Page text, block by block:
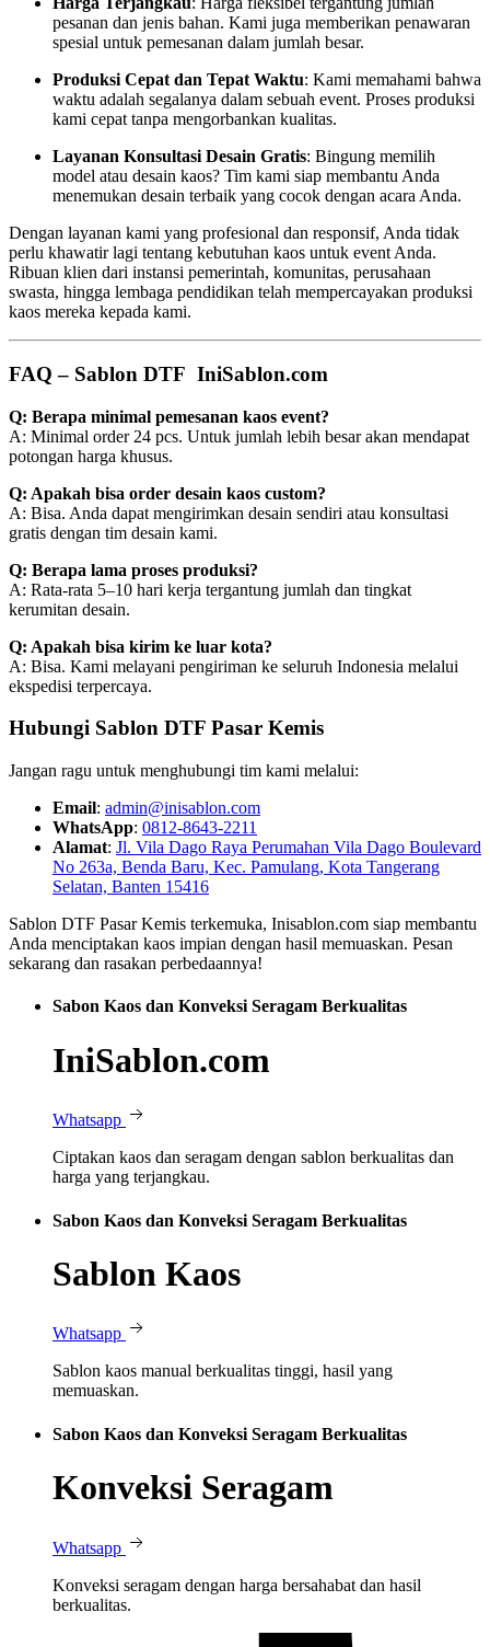
pesanan dan jenis bahan. Kami juga memberikan penawaran
spesial untuk pemesanan dalam jumlah besar.
Produksi Cepat dan Tepat Waktu: Kami memahami bahwa
waktu adalah segalanya dalam sebuah event. Proses produksi
kami cepat tanpa mengorbankan kualitas.
Layanan Konsultasi Desain Gratis: Bingung memilih
model atau desain kaos? Tim kami siap membantu Anda
menemukan desain terbaik yang cocok dengan acara Anda.
Dengan layanan kami yang profesional dan responsif, Anda tidak
perlu khawatir lagi tentang kebutuhan kaos untuk event Anda.
Ribuan klien dari instansi pemerintah, komunitas, perusahaan
swasta, hingga lembaga pendidikan telah mempercayakan produksi
kaos mereka kepada kami.
FAQ – Sablon DTF IniSablon.com
Q: Berapa minimal pemesanan kaos event?
A: Minimal order 24 pcs. Untuk jumlah lebih besar akan mendapat
potongan harga khusus.
Q: Apakah bisa order desain kaos custom?
A: Bisa. Anda dapat mengirimkan desain sendiri atau konsultasi
gratis dengan tim desain kami.
Q: Berapa lama proses produksi?
A: Rata-rata 5–10 hari kerja tergantung jumlah dan tingkat
kerumitan desain.
Q: Apakah bisa kirim ke luar kota?
A: Bisa. Kami melayani pengiriman ke seluruh Indonesia melalui
ekspedisi terpercaya.
Hubungi Sablon DTF Pasar Kemis
Jangan ragu untuk menghubungi tim kami melalui:
Email: admin@inisablon.com
WhatsApp: 0812-8643-2211
Alamat: Jl. Vila Dago Raya Perumahan Vila Dago Boulevard
No 263a, Benda Baru, Kec. Pamulang, Kota Tangerang
Selatan, Banten 15416
Sablon DTF Pasar Kemis terkemuka, Inisablon.com siap membantu
Anda menciptakan kaos impian dengan hasil memuaskan. Pesan
sekarang dan rasakan perbedaannya!
Sabon Kaos dan Konveksi Seragam Berkualitas
IniSablon.com
Whatsapp
Ciptakan kaos dan seragam dengan sablon berkualitas dan
harga yang terjangkau.
Sabon Kaos dan Konveksi Seragam Berkualitas
Sablon Kaos
Whatsapp
Sablon kaos manual berkualitas tinggi, hasil yang
memuaskan.
Sabon Kaos dan Konveksi Seragam Berkualitas
Konveksi Seragam
Whatsapp
Konveksi seragam dengan harga bersahabat dan hasil
berkualitas.